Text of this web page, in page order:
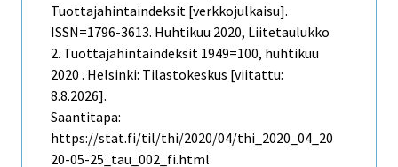
Tuottajahintaindeksit [verkkojulkaisu].
ISSN=1796-3613. Huhtikuu 2020, Liitetaulukko
2. Tuottajahintaindeksit 1949=100, huhtikuu
2020 . Helsinki: Tilastokeskus [viitattu:
8.8.2026].
Saantitapa:
https://stat.fi/til/thi/2020/04/thi_2020_04_20
20-05-25_tau_002_fi.html